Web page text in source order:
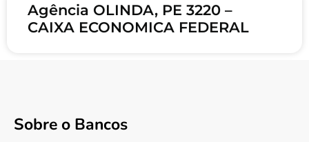
Agência OLINDA, PE 3220 –
CAIXA ECONOMICA FEDERAL
Sobre o Bancos